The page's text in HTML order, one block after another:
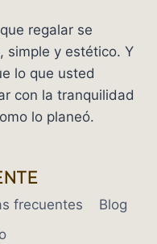
regalar se
simple y estético. Y
lo que usted
con la tranquilidad
lo planeó.
frecuentes
Blog